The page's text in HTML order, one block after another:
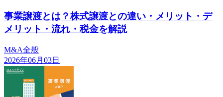
事業譲渡とは？株式譲渡との違い・メリット・デ
メリット・流れ・税金を解説
M&A全般
2026年06月03日